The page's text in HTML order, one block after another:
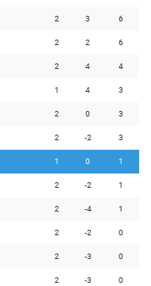
2 3 6
2 2 6
2 4 4
1 4 3
2 0 3
2 -2 3
1 0 1
2 -2 1
2 -4 1
2 -2 0
2 -3 0
2 -3 0